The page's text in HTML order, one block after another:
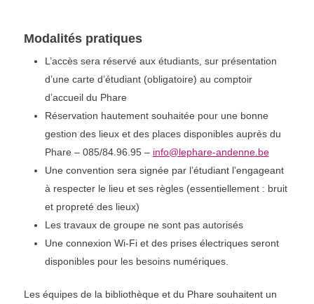
Modalités pratiques
L’accès sera réservé aux étudiants, sur présentation
d’une carte d’étudiant (obligatoire) au comptoir
d’accueil du Phare
Réservation hautement souhaitée pour une bonne
gestion des lieux et des places disponibles auprès du
Phare – 085/84.96.95 – info@lephare-andenne.be
Une convention sera signée par l’étudiant l’engageant
à respecter le lieu et ses règles (essentiellement : bruit
et propreté des lieux)
Les travaux de groupe ne sont pas autorisés
Une connexion Wi-Fi et des prises électriques seront
disponibles pour les besoins numériques.
Les équipes de la bibliothèque et du Phare souhaitent un